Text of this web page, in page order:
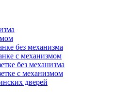
без механизма
с механизмом
без механизма
с механизмом
дверей